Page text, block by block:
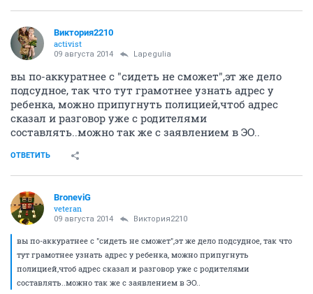
Виктория2210
activist
09 августа 2014 Lapegulia
вы по-аккуратнее с "сидеть не сможет",эт же дело
подсудное, так что тут грамотнее узнать адрес у
ребенка, можно припугнуть полицией,чтоб адрес
сказал и разговор уже с родителями
составлять..можно так же с заявлением в ЭО..
ОТВЕТИТЬ
BroneviG
veteran
09 августа 2014 Виктория2210
вы по-аккуратнее с "сидеть не сможет",эт же дело подсудное, так что
тут грамотнее узнать адрес у ребенка, можно припугнуть
полицией,чтоб адрес сказал и разговор уже с родителями
составлять..можно так же с заявлением в ЭО..